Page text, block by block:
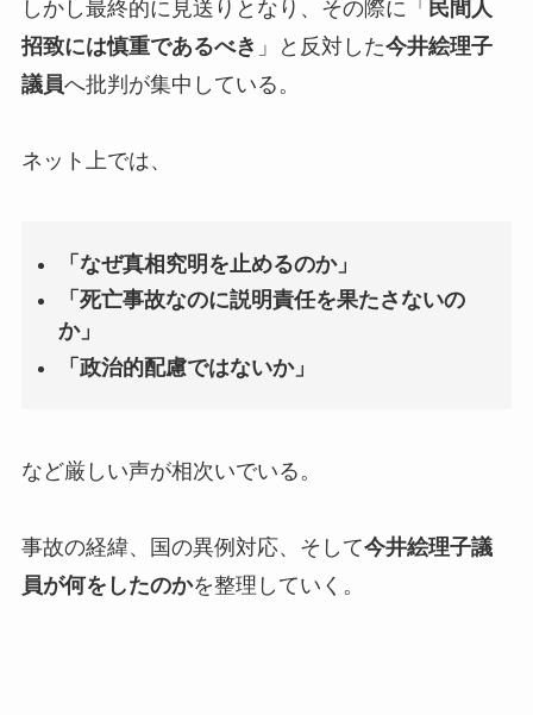
しかし最終的に見送りとなり、その際に「 民間人
招致には慎重であるべき 」と反対した今井絵理子
議員へ批判が集中している。
ネット上では、
「なぜ真相究明を止めるのか」
「死亡事故なのに説明責任を果たさないの
か」
「政治的配慮ではないか」
など厳しい声が相次いでいる。
事故の経緯、国の異例対応、そして今井絵理子議
員が何をしたのかを整理していく。